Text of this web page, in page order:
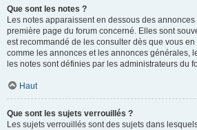
Que sont les notes ?
Les notes apparaissent en dessous des
première page du forum concerné. Elles sont
est recommandé de les consulter dès que vous
comme les annonces et les annonces générales,
les notes sont définies par les administrateurs du
Haut
Que sont les sujets verrouillés ?
Les sujets verrouillés sont des sujets dans